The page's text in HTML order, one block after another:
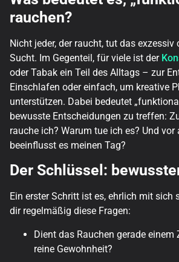
rauchen?
Nicht jeder, der raucht, tut das exzessiv
Sucht. Im Gegenteil, für viele ist der
oder Tabak ein Teil des Alltags – zur
Einschlafen oder einfach, um kreative
unterstützen. Dabei bedeutet
bewusste Entscheidungen zu treffen:
rauche ich? Warum tue ich es? Und vor
beeinflusst es meinen Tag?
Der Schlüssel:
Ein erster Schritt ist es, ehrlich mit sich
dir regelmäßig diese Fragen:
Dient das Rauchen gerade einem
reine Gewohnheit?